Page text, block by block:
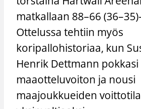
matkallaan 88–66
Ottelussa tehtiin myös
koripallohistoriaa, kun
Henrik Dettmann
maaotteluvoiton ja nousi
maajoukkueiden